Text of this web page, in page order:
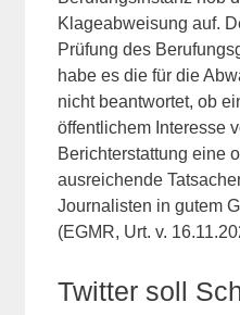
Klageabweisung auf.
Prüfung des
habe es die für die
nicht beantwortet, ob
öffentlichem Interesse
Berichterstattung eine
ausreichende
Journalisten in gutem
(EGMR, Urt. v.
Twitter soll